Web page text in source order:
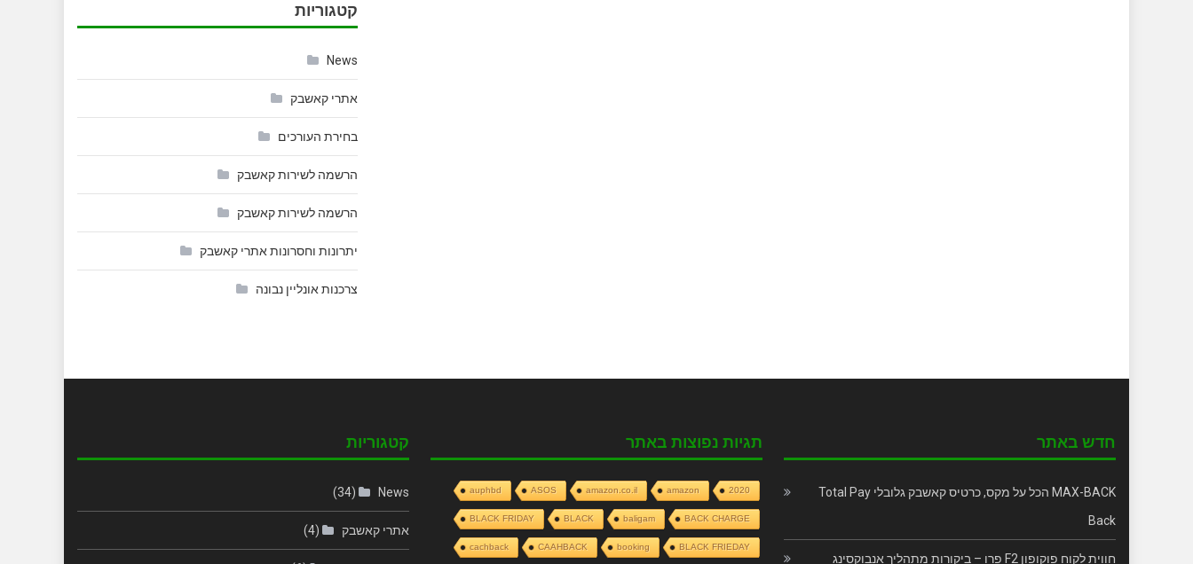
קטגוריות
News
אתרי קאשבק
בחירת העורכים
הרשמה לשירות קאשבק
הרשמה לשירות קאשבק
יתרונות וחסרונות אתרי קאשבק
צרכנות אונליין נבונה
קטגוריות
News
(34)
אתרי קאשבק (4)
תגיות נפוצות באתר
2020
amazon
amazon.co.il
ASOS
auphbd
BACK CHARGE
baligam
BLACK
BLACK FRIDAY
BLACK FRIEDAY
booking
CAAHBACK
cachback
חדש באתר
MAX-BACK הכל על מקס, כרטיס קאשבק גלובלי Total Pay
Back
חווית לקוח פוקופון F2 פרו – ביקורות מתהליך אנבוקסינג